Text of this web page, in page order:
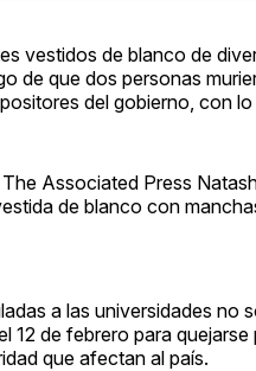
vestidos de blanco de
de que dos personas
del gobierno, con
Associated Press
de blanco con
a las universidades no
12 de febrero para
que afectan al país.